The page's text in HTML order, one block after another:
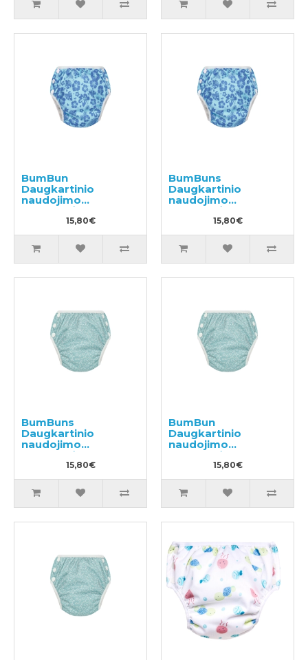
BumBun
Daugkartinio
naudojimo
sauskelnės
plaukimui ir tualeto
mokymui M 11-15kg
15,80€
BumBuns
Daugkartinio
naudojimo
sauskelnės
plaukimui ir tualeto
mokymui L 14-20kg
15,80€
BumBuns
Daugkartinio
naudojimo
sauskelnės
plaukimui ir tualeto
mokymui S 8-11kg
15,80€
BumBun
Daugkartinio
naudojimo
sauskelnės
plaukimui ir tualeto
mokymui M 11-15kg
15,80€